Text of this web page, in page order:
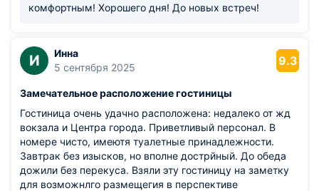
комфортным! Хорошего дня! До новых встреч!
И
Инна
5 сентября 2025
9.3
Замечательное расположение гостиницы
Гостиница очень удачно расположена: недалеко от жд
вокзала и Центра города. Приветливый персонал. В
номере чисто, имеютя туалетные принадлежности.
Завтрак без изысков, но вполне дострйный. До обеда
дожили без перекуса. Взяли эту гостиницу на заметку
для возможнлго размещегия в перспективе